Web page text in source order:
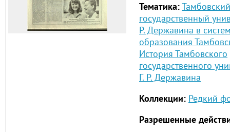
Тематика:Тамбовский
государственный
Р. Державина в
образования
История Тамбовского
государственного
Г. Р. Державина
Коллекции: Редкий
Разрешенные